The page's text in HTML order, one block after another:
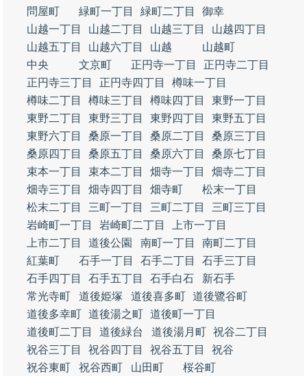
問屋町
緑町一丁目 緑町二丁目
御幸
山越一丁目
山越二丁目 山越三丁目
山越四丁目
山越五丁目
山越六丁目 山越
山越町
中央
文京町 正円寺一丁目
正円寺二丁目
正円寺三丁目
正円寺四丁目
樽味一丁目
樽味二丁目
樽味三丁目 樽味四丁目
東野一丁目
東野二丁目
東野三丁目 東野四丁目
東野五丁目
東野六丁目
桑原一丁目 桑原二丁目
桑原三丁目
桑原四丁目
桑原五丁目 桑原六丁目
桑原七丁目
束本一丁目
束本二丁目 畑寺一丁目
畑寺二丁目
畑寺三丁目
畑寺四丁目 畑寺町
松末一丁目
松末二丁目
三町一丁目 三町二丁目
三町三丁目
岩崎町一丁目
岩崎町二丁目
上市一丁目
上市二丁目
道後公園 南町一丁目
南町二丁目
紅葉町
石手一丁目 石手二丁目
石手三丁目
石手四丁目
石手五丁目 石手白石
新石手
常光寺町
道後姫塚 道後喜多町 道後鷺谷町
道後多幸町 道後湯之町 道後町一丁目
道後町二丁目
道後緑台 道後湯月町 祝谷二丁目
祝谷三丁目
祝谷四丁目 祝谷五丁目
祝谷
祝谷東町
祝谷西町 山田町
桜谷町